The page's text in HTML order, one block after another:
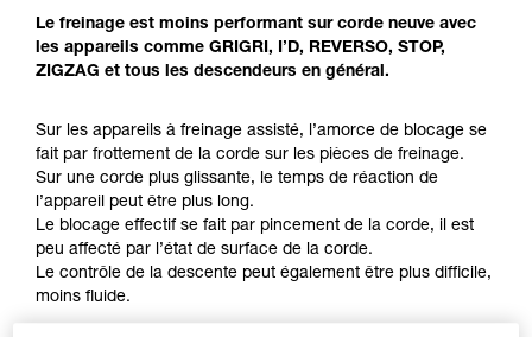
consulter. Vous devez avoir compris les
informations de la notice technique pour
pouvoir comprendre ce complément
Maîtriser ces techniques nécessite une
formation et un entraînement spécifique. Validez
avec un professionnel votre capacité à refaire
la manipulation, seul, en toute sécurité, avant
de la reproduire en autonomie.
Nous donnons des exemples de techniques
liées à votre activité. Il peut en exister d’autres
que nous ne décrivons pas ici.
Le freinage est moins performant sur corde neuve avec
les appareils comme GRIGRI, I’D, REVERSO, STOP,
ZIGZAG et tous les descendeurs en général.
Sur les appareils à freinage assisté, l’amorce de blocage se
fait par frottement de la corde sur les pièces de freinage.
Sur une corde plus glissante, le temps de réaction de
l’appareil peut être plus long.
Le blocage effectif se fait par pincement de la corde, il est
peu affecté par l’état de surface de la corde.
Le contrôle de la descente peut également être plus difficile,
moins fluide.